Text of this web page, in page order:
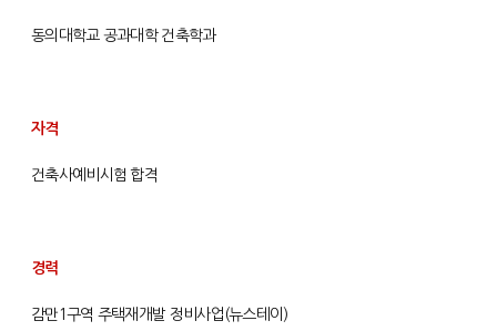
동의대학교 공과대학 건축학과
자격
건축사예비시험 합격
경력
감만1구역 주택재개발 정비사업(뉴스테이)